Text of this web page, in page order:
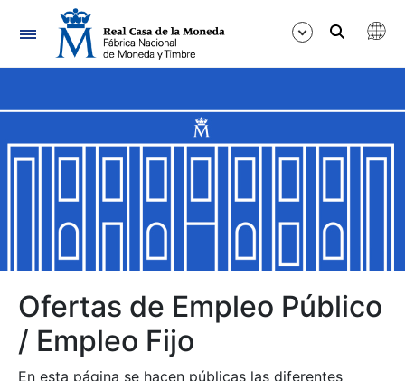
Navegación
Mostrar/Ocultar
Mostrar/Ocultar
Mostrar/Ocultar
Mostrar/Ocultar
Ofertas de Empleo Público
/ Empleo Fijo
En esta página se hacen públicas las diferentes